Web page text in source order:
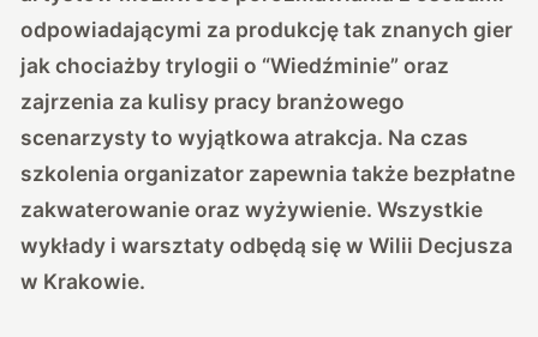
odpowiadającymi za produkcję tak znanych gier
jak chociażby trylogii o “Wiedźminie” oraz
zajrzenia za kulisy pracy branżowego
scenarzysty to wyjątkowa atrakcja. Na czas
szkolenia organizator zapewnia także bezpłatne
zakwaterowanie oraz wyżywienie. Wszystkie
wykłady i warsztaty odbędą się w Wilii Decjusza
w Krakowie.